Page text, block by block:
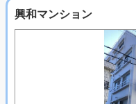
興和マンション